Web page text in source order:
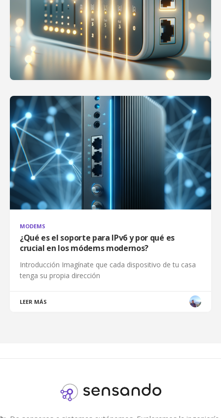
MODEMS
¿Qué es el soporte para IPv6 y por qué es
crucial en los módems modernos?
Introducción Imagínate que cada dispositivo de tu casa
tenga su propia dirección
LEER MÁS